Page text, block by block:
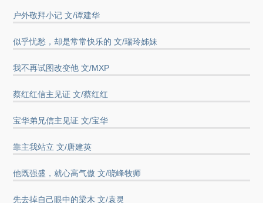
户外敬拜小记 文/谭建华
似乎忧愁，却是常常快乐的 文/瑞玲姊妹
我不再试图改变他 文/MXP
蔡红红信主见证 文/蔡红红
宝华弟兄信主见证 文/宝华
靠主我站立 文/唐建英
他既强盛，就心高气傲 文/晓峰牧师
先去掉自己眼中的梁木 文/袁灵